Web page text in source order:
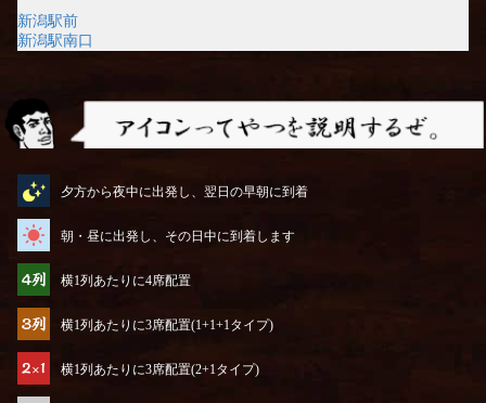
新潟駅前
新潟駅南口
夕方から夜中に出発し、翌日の早朝に到着
朝・昼に出発し、その日中に到着します
横1列あたりに4席配置
横1列あたりに3席配置(1+1+1タイプ)
横1列あたりに3席配置(2+1タイプ)